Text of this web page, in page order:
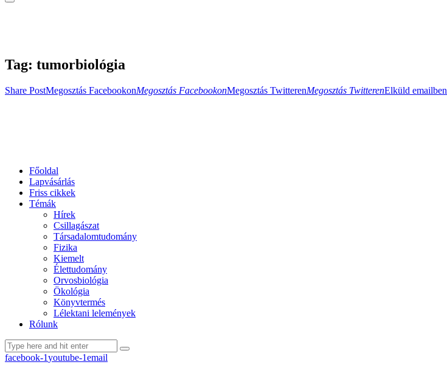
Tag: tumorbiológia
Share PostMegosztás FacebookonMegosztás FacebookonMegosztás TwitterenMegosztás TwitterenElküld emailben
Főoldal
Lapvásárlás
Friss cikkek
Témák
Hírek
Csillagászat
Társadalomtudomány
Fizika
Kiemelt
Élettudomány
Orvosbiológia
Ökológia
Könyvtermés
Lélektani lelemények
Rólunk
facebook-1youtube-1email